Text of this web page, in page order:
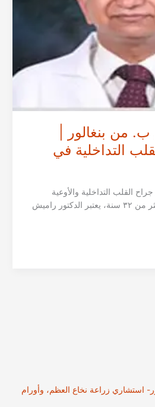
استشاري زراعة نخاع العظم، وأورام
من بنغالور |
التداخلية في
القلب التداخلية والأوعية
الدموية في بنغالور. مع أكثر من ٣٢ سنة، يعتبر الدكتور راميش